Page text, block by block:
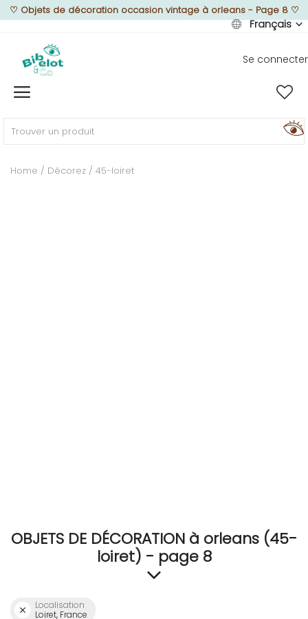
♡ Objets de décoration occasion vintage à orleans - Page 8♡
Français
Se connecter
Home
MEUBLEZ
Home Décorez 45-loiret
OBJETS DE DÉCORATION à orleans (45-
loiret) - page 8
Localisation
Loiret, France